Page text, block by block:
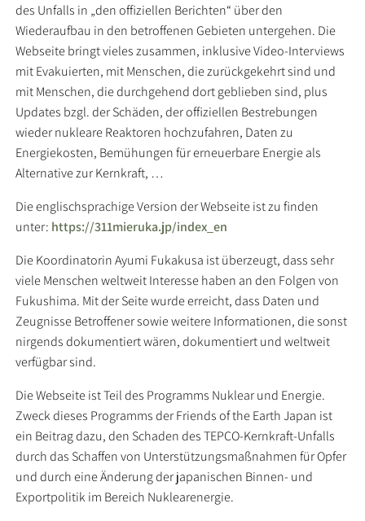
des Unfalls in „den offiziellen Berichten“ über den
Wiederaufbau in den betroffenen Gebieten untergehen. Die
Webseite bringt vieles zusammen, inklusive Video-Interviews
mit Evakuierten, mit Menschen, die zurückgekehrt sind und
mit Menschen, die durchgehend dort geblieben sind, plus
Updates bzgl. der Schäden, der offiziellen Bestrebungen
wieder nukleare Reaktoren hochzufahren, Daten zu
Energiekosten, Bemühungen für erneuerbare Energie als
Alternative zur Kernkraft, …
Die englischsprachige Version der Webseite ist zu finden
unter: https://311mieruka.jp/index_en
Die Koordinatorin Ayumi Fukakusa ist überzeugt, dass sehr
viele Menschen weltweit Interesse haben an den Folgen von
Fukushima. Mit der Seite wurde erreicht, dass Daten und
Zeugnisse Betroffener sowie weitere Informationen, die sonst
nirgends dokumentiert wären, dokumentiert und weltweit
verfügbar sind.
Die Webseite ist Teil des Programms Nuklear und Energie.
Zweck dieses Programms der Friends of the Earth Japan ist
ein Beitrag dazu, den Schaden des TEPCO-Kernkraft-Unfalls
durch das Schaffen von Unterstützungsmaßnahmen für Opfer
und durch eine Änderung der japanischen Binnen- und
Exportpolitik im Bereich Nuklearenergie.